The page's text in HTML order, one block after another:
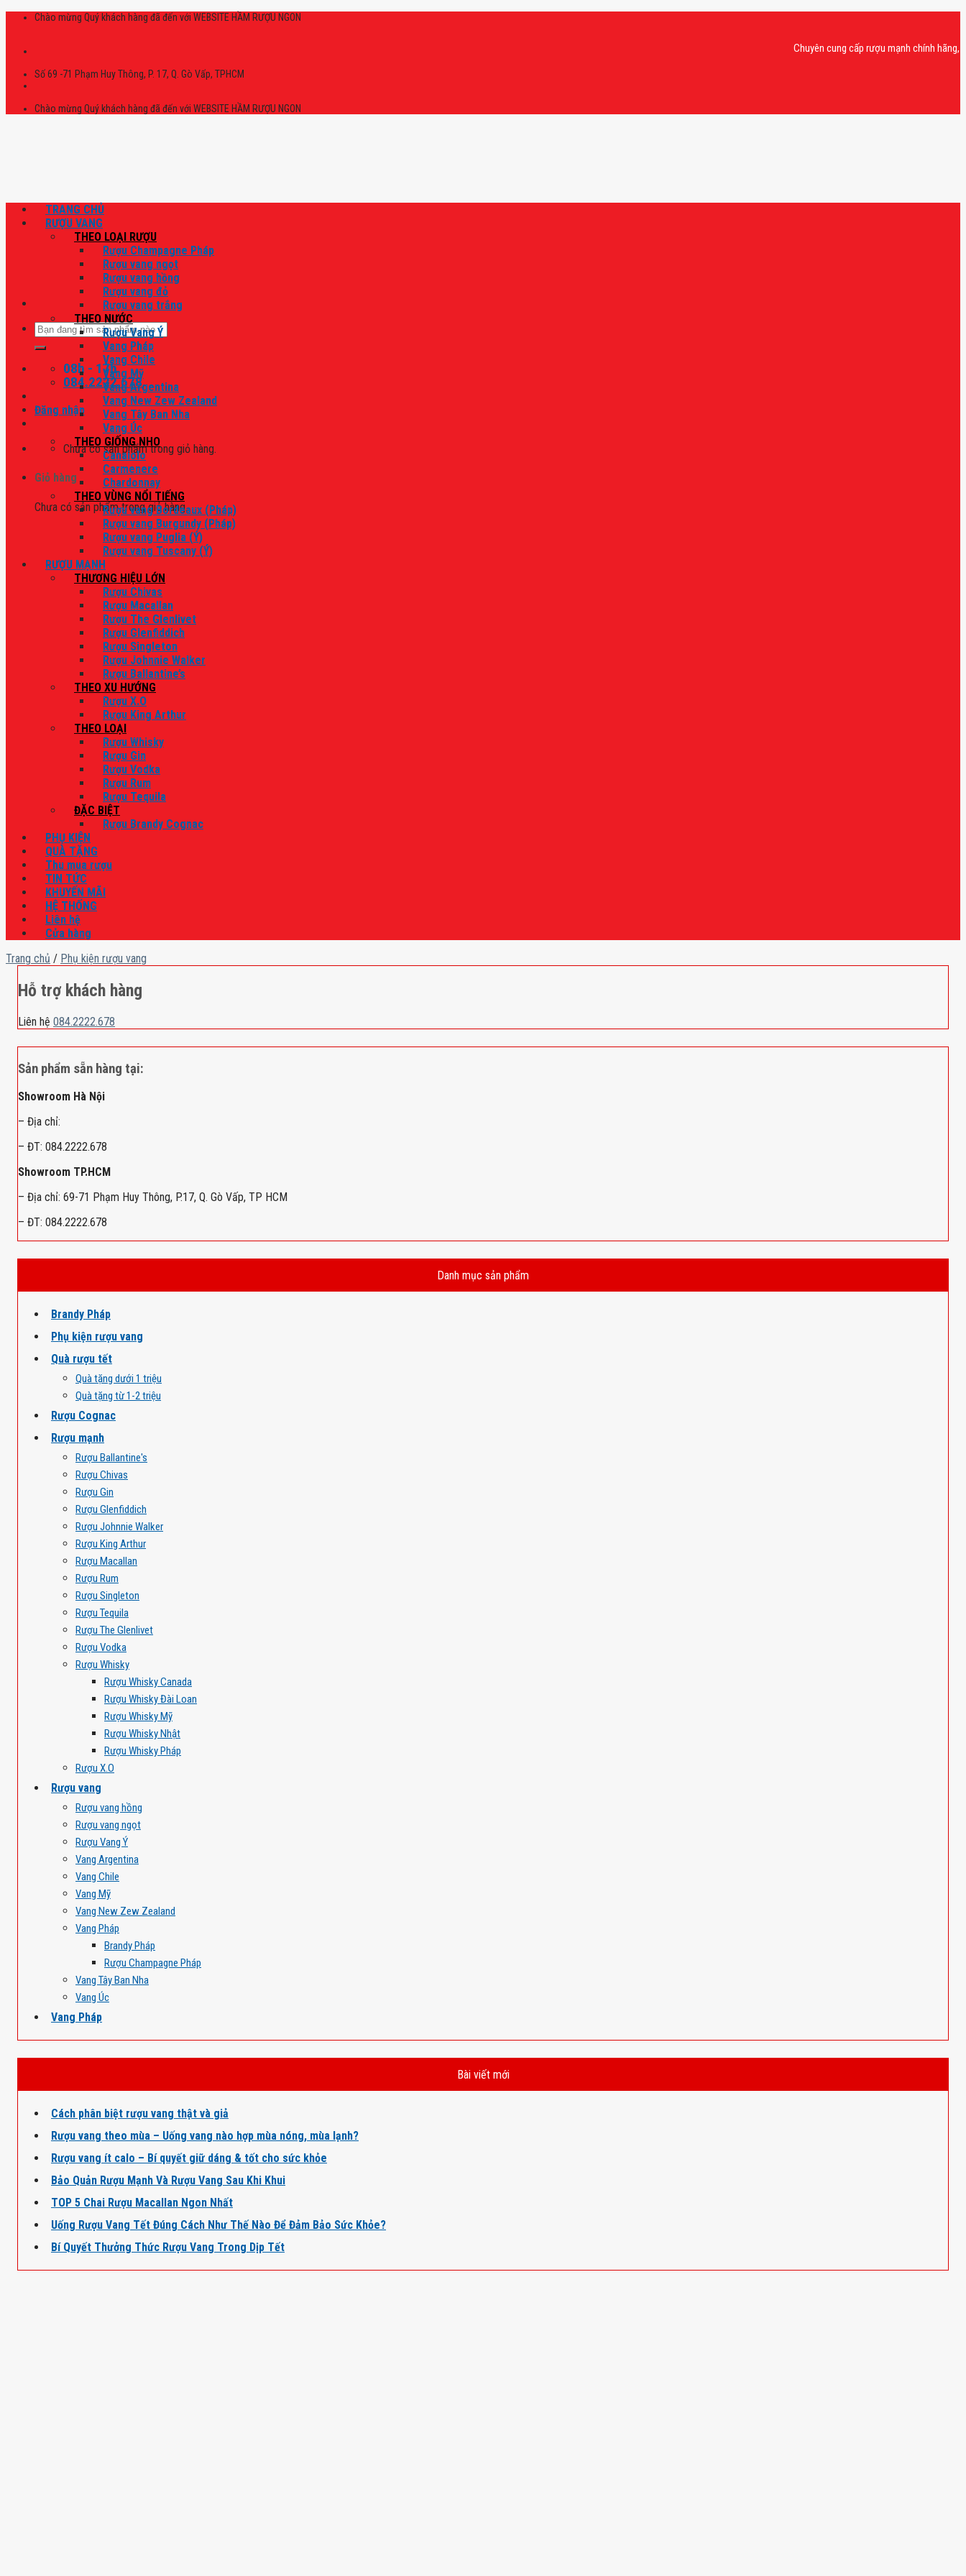
Skip
Chào mừng Quý khách hàng đã đến với WEBSITE HẦM RƯỢU NGON
Chuyên cung cấp rượu mạnh chính hãng, rượu
Số 69 -71 Phạm Huy Thông, P. 17, Q. Gò Vấp, TPHCM
Chào mừng Quý khách hàng đã đến với WEBSITE HẦM RƯỢU NGON
Tìm
kiếm:
08h - 17h
084.2222.678
Đăng nhập
Chưa có sản phẩm trong giỏ hàng.
Giỏ hàng
Chưa có sản phẩm trong giỏ hàng.
TRANG CHỦ
RƯỢU VANG
THEO LOẠI RƯỢU
Rượu Champagne Pháp
Rượu vang ngọt
Rượu vang hồng
Rượu vang đỏ
Rượu vang trắng
THEO NƯỚC
Rượu Vang Ý
Vang Pháp
Vang Chile
Vang Mỹ
Vang Argentina
Vang New Zew Zealand
Vang Tây Ban Nha
Vang Úc
THEO GIỐNG NHO
Canaiolo
Carmenere
Chardonnay
THEO VÙNG NỔI TIẾNG
Rượu vang Bordeaux (Pháp)
Rượu vang Burgundy (Pháp)
Rượu vang Puglia (Ý)
Rượu vang Tuscany (Ý)
RƯỢU MẠNH
THƯƠNG HIỆU LỚN
Rượu Chivas
Rượu Macallan
Rượu The Glenlivet
Rượu Glenfiddich
Rượu Singleton
Rượu Johnnie Walker
Rượu Ballantine’s
THEO XU HƯỚNG
Rượu X.O
Rượu King Arthur
THEO LOẠI
Rượu Whisky
Rượu Gin
Rượu Vodka
Rượu Rum
Rượu Tequila
ĐẶC BIỆT
Rượu Brandy Cognac
PHỤ KIỆN
QUÀ TẶNG
Thu mua rượu
TIN TỨC
KHUYẾN MÃI
HỆ THỐNG
Liên hệ
Cửa hàng
Trang chủ / Phụ kiện rượu vang
Hỗ trợ khách hàng
Liên hệ 084.2222.678
Sản phẩm sẵn hàng tại:
Showroom Hà Nội
– Địa chỉ:
– ĐT: 084.2222.678
Showroom TP.HCM
– Địa chỉ: 69-71 Phạm Huy Thông, P.17, Q. Gò Vấp, TP HCM
– ĐT: 084.2222.678
Danh mục sản phẩm
Brandy Pháp
Phụ kiện rượu vang
Quà rượu tết
Quà tặng dưới 1 triệu
Quà tặng từ 1-2 triệu
Rượu Cognac
Rượu mạnh
Rượu Ballantine's
Rượu Chivas
Rượu Gin
Rượu Glenfiddich
Rượu Johnnie Walker
Rượu King Arthur
Rượu Macallan
Rượu Rum
Rượu Singleton
Rượu Tequila
Rượu The Glenlivet
Rượu Vodka
Rượu Whisky
Rượu Whisky Canada
Rượu Whisky Đài Loan
Rượu Whisky Mỹ
Rượu Whisky Nhật
Rượu Whisky Pháp
Rượu X.O
Rượu vang
Rượu vang hồng
Rượu vang ngọt
Rượu Vang Ý
Vang Argentina
Vang Chile
Vang Mỹ
Vang New Zew Zealand
Vang Pháp
Brandy Pháp
Rượu Champagne Pháp
Vang Tây Ban Nha
Vang Úc
Vang Pháp
Bài viết mới
Cách phân biệt rượu vang thật và giả
Rượu vang theo mùa – Uống vang nào hợp mùa nóng, mùa lạnh?
Rượu vang ít calo – Bí quyết giữ dáng & tốt cho sức khỏe
Bảo Quản Rượu Mạnh Và Rượu Vang Sau Khi Khui
TOP 5 Chai Rượu Macallan Ngon Nhất
Uống Rượu Vang Tết Đúng Cách Như Thế Nào Để Đảm Bảo Sức Khỏe?
Bí Quyết Thưởng Thức Rượu Vang Trong Dịp Tết